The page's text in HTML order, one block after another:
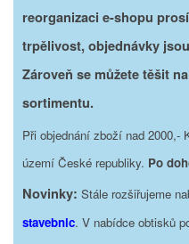
reorganizaci e-shopu
trpělivost, objednávky
Zároveň se můžete těšit
sortimentu.
Při objednání zboží nad 2000,-
území České republiky. Po
Novinky: Stále rozšiřujeme
stavebnic. V nabídce obtisků